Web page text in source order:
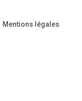
Mentions légales